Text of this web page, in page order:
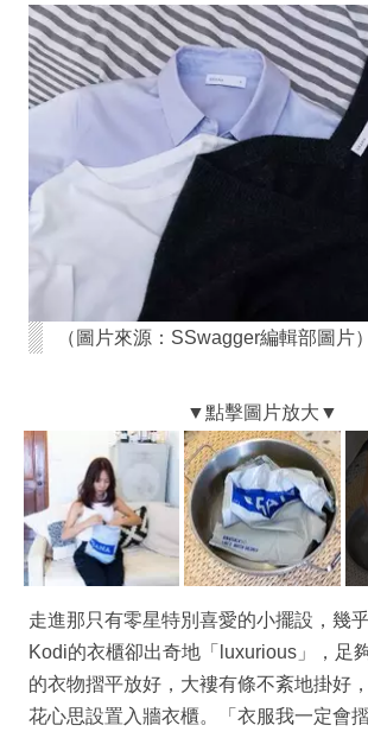
（圖片來源：SSwagger編輯部圖片）
走進那只有零星特別喜愛的小擺設，幾
Kodi的衣櫃卻出奇地「luxurious」，足
的衣物摺平放好，大褸有條不紊地掛好
花心思設置入牆衣櫃。「衣服我一定會